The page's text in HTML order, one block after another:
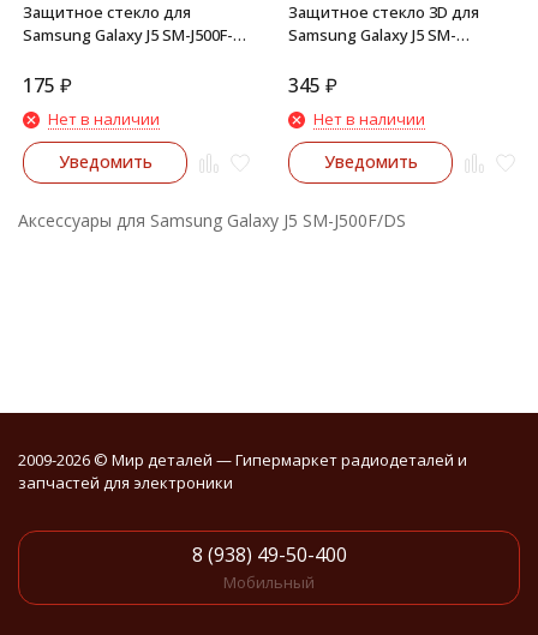
Защитное стекло для
Samsung Galaxy J5 SM-J500F-
175 ₽
Нет в наличии
Уведомить
Защитное стекло 3D для
Samsung Galaxy J5 SM-
345 ₽
Нет в наличии
Уведомить
Аксессуары для Samsung Galaxy J5 SM-J500F/DS
2009-2026 © Мир деталей — Гипермаркет радиодеталей и
запчастей для электроники
8 (938) 49-50-400
Мобильный